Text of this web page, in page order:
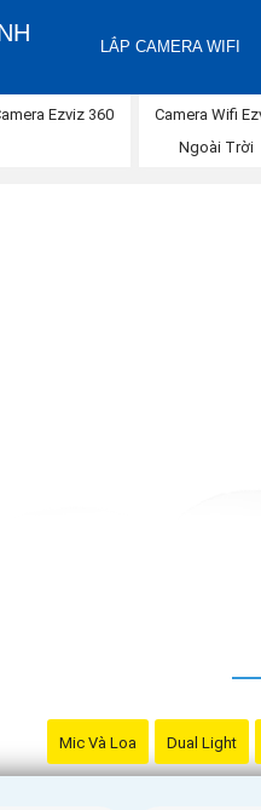
LẮP CAMERA WIFI
Ezviz 360
Camera Wifi
Ngoài Trời
Mic Và Loa Dual Light